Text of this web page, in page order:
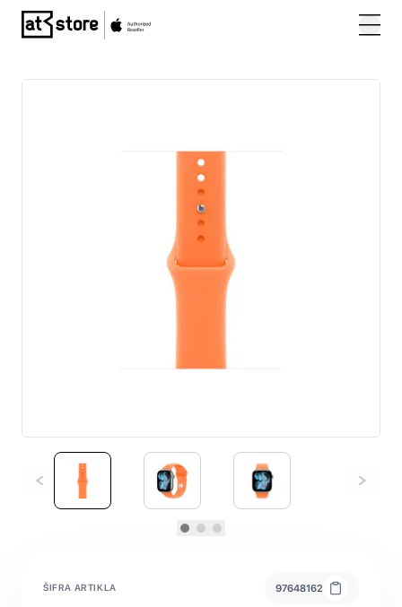
Posjetite početnu stranicu AT Store
ŠIFRA ARTIKLA 97648162